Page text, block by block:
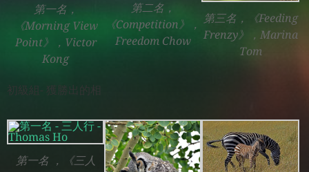
第一名，
《Morning View
Point》，Victor
Kong
第二名，
《Competition》，
Freedom Chow
第三名，《Feeding
Frenzy》，Marina
Tom
初級組- 獲勝出的相
第一名 ，《三人